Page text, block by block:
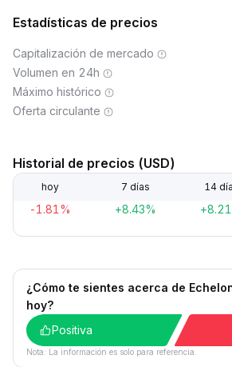
Estadísticas de precios
Capitalización de mercado
Volumen en 24h
Máximo histórico
Oferta circulante
Historial de precios (USD)
hoy 7 días 14
-1.81% +8.43%
¿Cómo te sientes acerca de
hoy?
Positiva
Nota: La información es solo para referencia.